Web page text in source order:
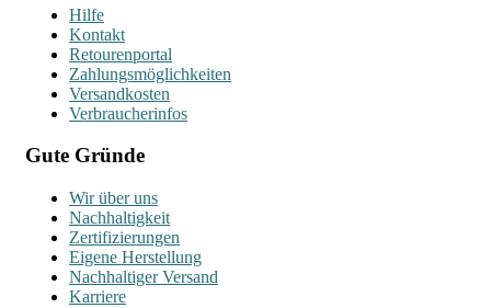
Hilfe
Kontakt
Retourenportal
Zahlungsmöglichkeiten
Versandkosten
Verbraucherinfos
Gute Gründe
Wir über uns
Nachhaltigkeit
Zertifizierungen
Eigene Herstellung
Nachhaltiger Versand
Karriere